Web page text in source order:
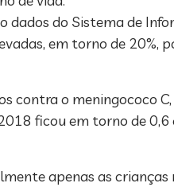
dados do Sistema de
em torno de 20%,
contra o meningococo
ficou em torno de
apenas as